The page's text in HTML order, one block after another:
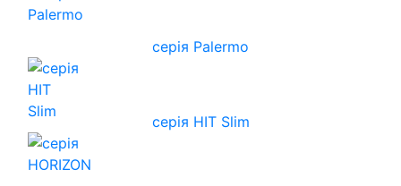
серія Palermo
серія HIT Slim